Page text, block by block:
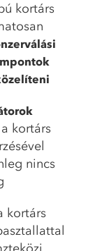
kortárs
a kortárs
nincs
kortárs